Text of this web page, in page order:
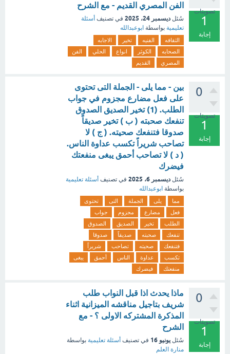
تصويتات
1
إجابة
الفن المصري القديم - مع الشرح
سُئل ديسمبر 24، 2025 في تصنيف أسئلة
تعليمية بواسطة ابوعبدالله
الثقافه الفنيه تخير
الاجابه
الصحابه
الكوثر انواع الحلي
الفن
المصري
القديم
0
تصويتات
1
إجابة
بين - مما يلى - الجملة التى تحتوى
على فعل مضارع مجزوم في جواب
الطلب. (1) تخير الصديق الصدوق
تنفعك صحبته ( ب ) تخير صديقاً
صدوقا فتنفعك صحيته. ( ج ) لا
تصاحب شريراً تكسب عداوة الناس.
( د ) لا تصاحب أحمق يبغى منفعتك
فيضرك
سُئل ديسمبر 6، 2025 في تصنيف أسئلة تعليمية
بواسطة ابوعبدالله
مما يلى الجملة التى
تحتوى
فعل
مضارع مجزوم
جواب
الطلب
تخير الصديق
الصدوق
تنفعك
صحبته صديقاً
صدوقا
فتنفعك
صحيته تصاحب
شريراً
تكسب
عداوة الناس أحمق
يبغى
منفعتك
فيضرك
0
تصويتات
1
إجابة
ماذا يحدث اذا قبل النواب طلب
شريف بتاجيل مناقشه الميزانية اثناء
المذكرة المشتركه الاولى ؟ - مع
الشرح
سُئل يونيو 16 في تصنيف أسئلة تعليمية بواسطة
منارة العلم